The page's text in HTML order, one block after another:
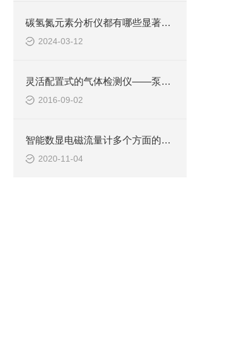
碳氢氮元素分析仪都有哪些显著的性能特点
2024-03-12
灵活配置式的气体检测仪——泵吸式多种气体检测仪
2016-09-02
智能数显电磁流量计多个方面的调试解析
2020-11-04